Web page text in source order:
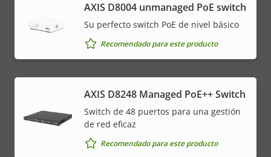
AXIS ​D8004 unmanaged PoE switch
Su perfecto switch PoE de nivel básico
Recomendado para este producto
AXIS D8248 Managed PoE++ Switch
Switch de 48 puertos para una gestión
de red eficaz
Recomendado para este producto